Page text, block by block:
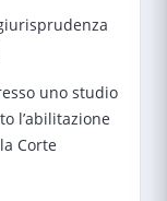
uno studio
l’abilitazione
Corte